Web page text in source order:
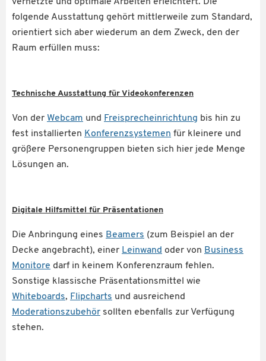
vernetzte und optimale Arbeiten erleichtert. Die
folgende Ausstattung gehört mittlerweile zum Standard,
orientiert sich aber wiederum an dem Zweck, den der
Raum erfüllen muss:
Technische Ausstattung für Videokonferenzen
Von der Webcam und Freisprecheinrichtung bis hin zu
fest installierten Konferenzsystemen für kleinere und
größere Personengruppen bieten sich hier jede Menge
Lösungen an.
Digitale Hilfsmittel für Präsentationen
Die Anbringung eines Beamers (zum Beispiel an der
Decke angebracht), einer Leinwand oder von Business
Monitore darf in keinem Konferenzraum fehlen.
Sonstige klassische Präsentationsmittel wie
Whiteboards, Flipcharts und ausreichend
Moderationszubehör sollten ebenfalls zur Verfügung
stehen.